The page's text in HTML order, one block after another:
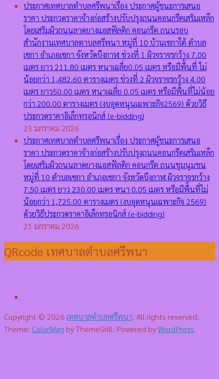
ประกาศเทศบาลตำบลศรีพนาเรื่อง ประกาศผู้ชนะการเสนอ
ราคา ประกวดราคาจ้างก่อสร้างปรับปรุงถนนคอนกรีตเสริมเหล็ก
โดยเสริมผิวถนนลาดยางแอสฟัลติก คอนกรีต ถนนรอบ
สำนักงานเทศบาลตาบลศรีพนา หมู่ที่ 10 บ้านเซกาใต้ ตำบล
เซกา อำเภอเซกา จังหวัดบึงกาฬ ช่วงที่ 1 ผิวจราจรกว้าง 7.00
เมตร ยาว 211.80 เมตร หนาเฉลี่ย0.05 เมตร หรือมีพื้นที่ ไม่
น้อยกว่า 1,482.60 ตารางเมตร ช่วงที่ 2 ผิวจราจรกว้าง 4.00
เมตร ยาว50.00 เมตร หนาเฉลี่ย 0.05 เมตร หรือมีพื้นที่ไม่น้อย
กว่า 200.00 ตารางเมตร (งบอุดหนุนเฉพาะกิจ2569) ด้วยวิธี
ประกวดราคาอิเล็กทรอนิกส์ (e-bidding)
23 มกราคม 2026
ประกาศเทศบาลตำบลศรีพนาเรื่อง ประกาศผู้ชนะการเสนอ
ราคา ประกวดราคาจ้างก่อสร้างปรับปรุงถนนคอนกรีตเสริมเหล็ก
โดยเสริมผิวถนนลาดยางแอสฟัลติก คอนกรีต ถนนชุมนุมชน
หมู่ที่ 10 ตำบลเซกา อำเภอเซกา จังหวัดบึงกาฬ ผิวจราจรกว้าง
7.50 เมตร ยาว 230.00 เมตร หนา 0.05 เมตร หรือมีพื้นที่ไม่
น้อยกว่า 1,725.00 ตารางเมตร (งบอุดหนุนเฉพาะกิจ 2569)
ด้วยวิธีประกวดราคาอิเล็กทรอนิกส์ (e-bidding)
21 มกราคม 2026
QRcode เทศบาลตำบลศรีพนา
Copyright © 2026 เทศบาลตำบลศรีพนา. All rights reserved.
Theme: ColorMag by ThemeGrill. Powered byWordPress.